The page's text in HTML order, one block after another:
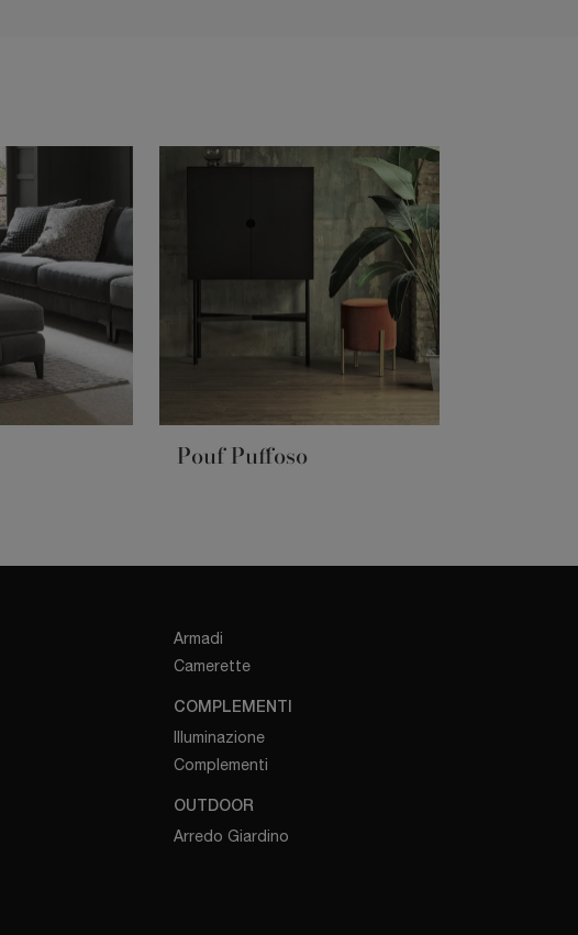
Pouf Puffoso
Armadi
Camerette
COMPLEMENTI
Illuminazione
Complementi
OUTDOOR
Arredo Giardino